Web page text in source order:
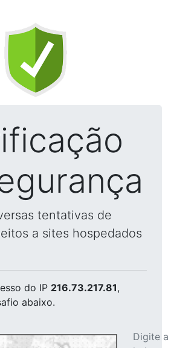
tentativas de
a sites hospedados
do IP 216.73.217.81,
abaixo.
Digite